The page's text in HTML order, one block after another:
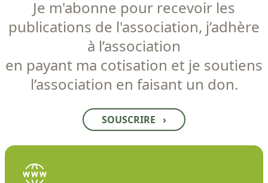
Je m'abonne pour recevoir les
publications de l'association, j’adhère
à l’association
en payant ma cotisation et je soutiens
l’association en faisant un don.
SOUSCRIRE ›